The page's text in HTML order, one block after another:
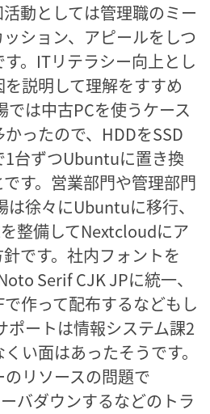
動としては管理職のミー
ション、アピールをしつ
。ITリテラシー向上とし
説明して理解をすすめ
では中古PCを使うケース
ったので、HDDをSSD
1台ずつUbuntuに置き換
す。営業部門や管理部門
徐々にUbuntuに移行、
整備してNextcloudにア
です。社内フォントを
Serif CJK JPに統一、
作って配布するなどもし
ポートは情報システム課2
い面はあったそうです。
リソースの問題で
バダウンするなどのトラ